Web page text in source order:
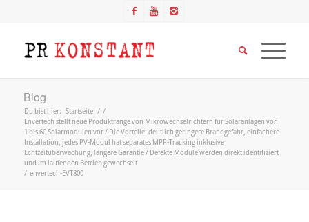
Blog
Du bist hier: Startseite / /
Envertech stellt neue Produktrange von Mikrowechselrichtern für Solaranlagen von
1 bis 60 Solarmodulen vor / Die Vorteile: deutlich geringere Brandgefahr, einfachere
Installation, jedes PV-Modul hat separates MPP-Tracking inklusive
Echtzeitüberwachung, längere Garantie / Defekte Module werden direkt identifiziert
und im laufenden Betrieb gewechselt
/ envertech-EVT800